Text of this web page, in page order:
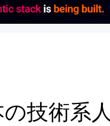
技術系